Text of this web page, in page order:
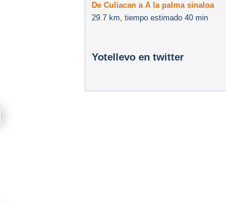
De Culiacan a A la palma sinaloa
29.7 km, tiempo estimado 40 min
Yotellevo en twitter